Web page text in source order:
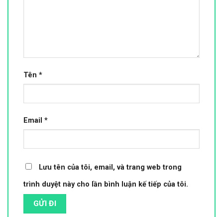
Tên *
Email *
Lưu tên của tôi, email, và trang web trong
trình duyệt này cho lần bình luận kế tiếp của tôi.